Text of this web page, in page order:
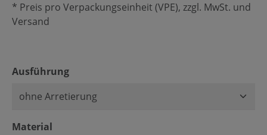
* Preis pro Verpackungseinheit (VPE), zzgl. MwSt. und
Versand
Ausführungauswählen
Material